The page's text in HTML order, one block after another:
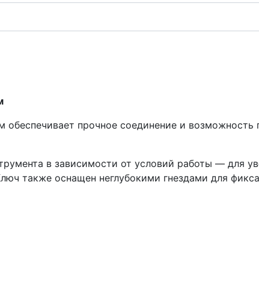
прочное соединение и возможность
в зависимости от условий работы — для
также оснащен неглубокими гнездами для